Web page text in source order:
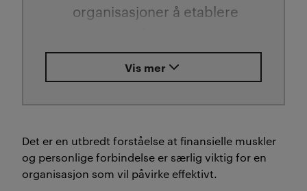
organisasjoner å etablere
sparrepartnere for
myndighetene gjennom å
Organisasjoner som lykkes
pleier kontakt med både
Vis mer
Det er en utbredt forståelse at finansielle muskler
og personlige forbindelse er særlig viktig for en
organisasjon som vil påvirke effektivt.